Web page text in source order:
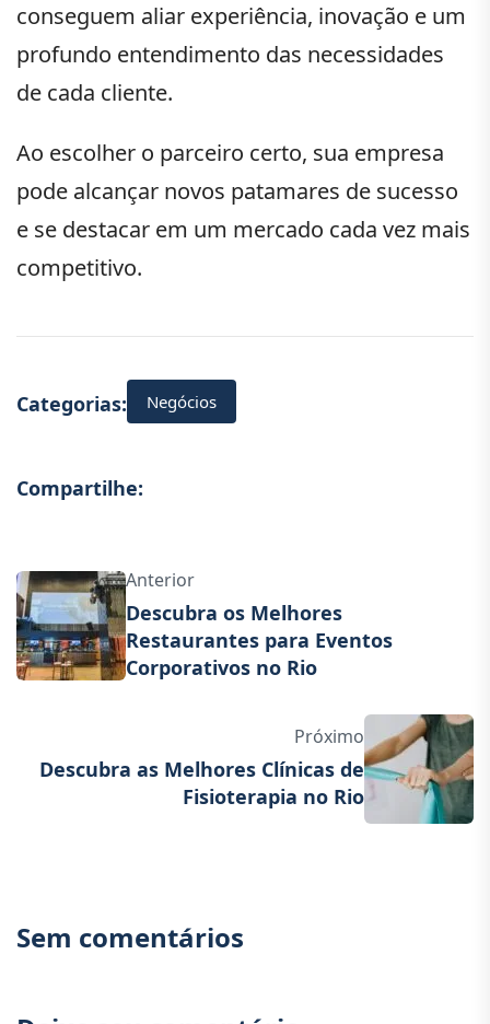
conseguem aliar experiência, inovação e um
profundo entendimento das necessidades
de cada cliente.
Ao escolher o parceiro certo, sua empresa
pode alcançar novos patamares de sucesso
e se destacar em um mercado cada vez mais
competitivo.
Categorias: Negócios
Compartilhe:
Anterior
Descubra os Melhores
Restaurantes para Eventos
Corporativos no Rio
Próximo
Descubra as Melhores Clínicas de
Fisioterapia no Rio
Sem comentários